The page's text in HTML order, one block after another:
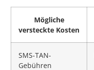
Mögliche
versteckte Kosten
SMS-TAN-
Gebühren